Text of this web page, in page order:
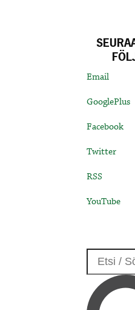
Email
GooglePlus
Facebook
Twitter
RSS
YouTube